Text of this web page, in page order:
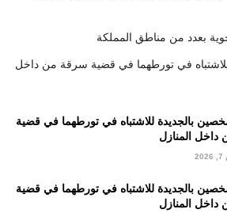
بعدد من مناطق المملكة
في تورطهما في قضية سرقة من داخل
بالجديدة للاشتباه في تورطهما في قضية
المنازل
بالجديدة للاشتباه في تورطهما في قضية
المنازل